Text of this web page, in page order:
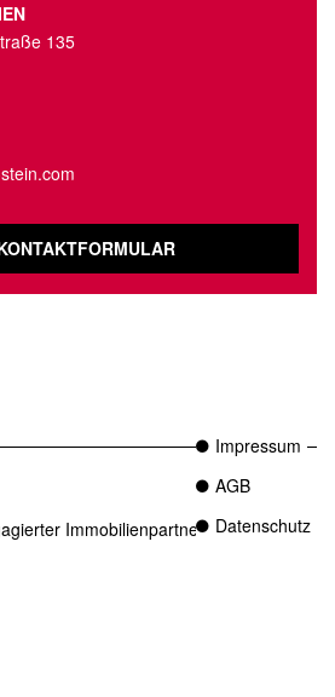
135
Immobilienpartner in Essen.
Impressum
AGB
Datenschutz